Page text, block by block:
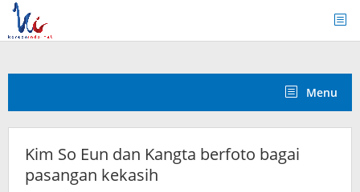
Skip
content
Menu
Kim So Eun dan Kangta berfoto bagai
pasangan kekasih